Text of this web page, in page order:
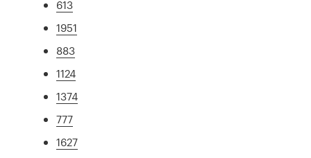
613
1951
883
1124
1374
777
1627